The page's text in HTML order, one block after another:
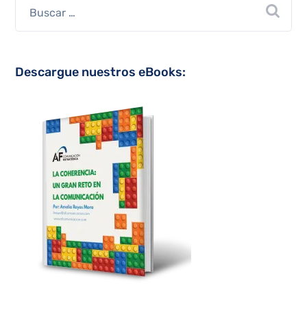
Descargue nuestros eBooks: